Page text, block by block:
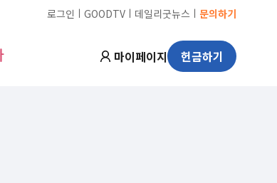
로그인 ㅣ GOODTV ㅣ 데일리굿뉴스 ㅣ 문의하기
마이페이지 헌금하기